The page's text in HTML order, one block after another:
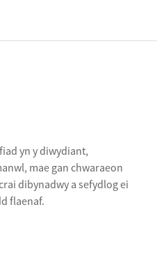
yn y diwydiant,
mae gan chwaraeon
dibynadwy a sefydlog ei
flaenaf.